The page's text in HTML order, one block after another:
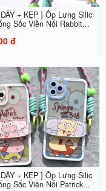
+ KẸP ] Ốp Lưng Silic
Sốc Viền Nổi Rabbit...
đ
+ KẸP ] Ốp Lưng Silic
Sốc Viền Nổi Patrick...